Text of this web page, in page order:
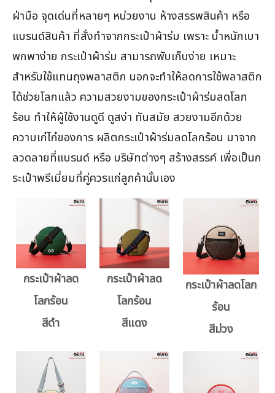
ฝ่ามือ จุดเด่นที่หลายๆ หน่วยงาน ห้างสรรพสินค้า หรือ
แบรนด์สินค้า ที่สั่งทำจากกระเป๋าผ้าร่ม เพราะ น้ำหนักเบา
พกพาง่าย กระเป๋าผ้าร่ม สามารถพับเก็บง่าย เหมาะ
สำหรับใช้แทนถุงพลาสติก นอกจะทำให้ลดการใช้พลาสติก
ได้ช่วยโลกแล้ว ความสวยงามของกระเป๋าผ้าร่มลดโลก
ร้อน ทำให้ผู้ใช้งานดูดี ดูสง่า ทันสมัย สวยงามอีกด้วย
ความเก๋ไก๋ของการ ผลิตกระเป๋าผ้าร่มลดโลกร้อน มาจาก
ลวดลายที่แบรนด์ หรือ บริษัทต่างๆ สร้างสรรค์ เพื่อเป็นก
ระเป๋าพรีเมี่ยมที่คู่ควรแก่ลูกค้านั้นเอง
กระเป๋าผ้าลด
โลกร้อน
สีดำ
กระเป๋าผ้าลด
โลกร้อน
สีแดง
กระเป๋าผ้าลดโลก
ร้อน
สีม่วง